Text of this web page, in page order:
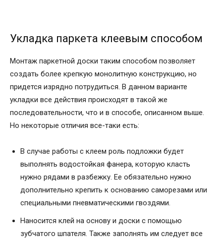
Укладка паркета клеевым способом
Монтаж паркетной доски таким способом позволяет
создать более крепкую монолитную конструкцию, но
придется изрядно потрудиться. В данном варианте
укладки все действия происходят в такой же
последовательности, что и в способе, описанном выше.
Но некоторые отличия все-таки есть:
В случае работы с клеем роль подложки будет
выполнять водостойкая фанера, которую класть
нужно рядами в разбежку. Ее обязательно нужно
дополнительно крепить к основанию саморезами или
специальными пневматическими гвоздями.
Наносится клей на основу и доски с помощью
зубчатого шпателя. Также заполнять им следует все